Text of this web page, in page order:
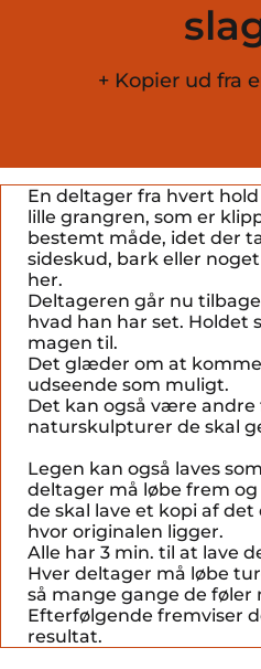
+ Kopier ud fra
En deltager fra hvert hold
lille grangren, som er
bestemt måde, idet der
sideskud, bark eller
her.
Deltageren går nu
hvad han har set. Holdet
magen til.
Det glæder om at
udseende som muligt.
Det kan også være
naturskulpturer de skal
Legen kan også laves
deltager må løbe frem
de skal lave et kopi af
hvor originalen ligger.
Alle har 3 min. til at lave
Hver deltager må løbe
så mange gange de føler
Efterfølgende fremviser
resultat.